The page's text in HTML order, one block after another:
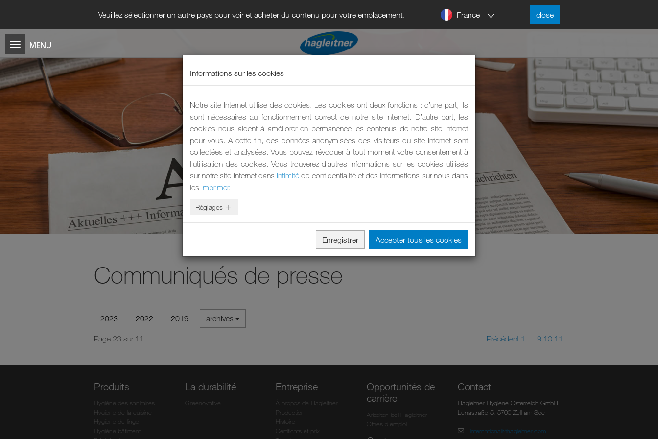
Veuillez sélectionner un autre pays pour voir et acheter du contenu pour votre emplacement. France close
Communiqués de presse
2023 2022 2019 archives
Page 23 sur 11. Précédent 1 … 9 10 11
Produits
Hygiène des sanitaires
Hygiène de la cuisine
Hygiène du linge
Hygiène bâtiment
La durabilité
Greenovative
Entreprise
À propos de Hagleitner
Production
Histoire
Certificats et prix
Opportunités de
carrière
Arbeiten bei Hagleitner
Offres d’emploi
Contact
Hagleitner Hygiene Österreich GmbH
Lunastraße 5, 5700 Zell am See
international@hagleitner.com
Informations sur les cookies
Notre site Internet utilise des cookies. Les cookies ont deux fonctions : d’une part, ils
sont nécessaires au fonctionnement correct de notre site Internet. D’autre part, les
cookies nous aident à améliorer en permanence les contenus de notre site Internet
pour vous. A cette fin, des données anonymisées des visiteurs du site Internet sont
collectées et analysées. Vous pouvez révoquer à tout moment votre consentement à
l’utilisation des cookies. Vous trouverez d’autres informations sur les cookies utilisés
sur notre site Internet dans Intimité de confidentialité et des informations sur nous dans
les imprimer.
Réglages
Enregistrer Accepter tous les cookies